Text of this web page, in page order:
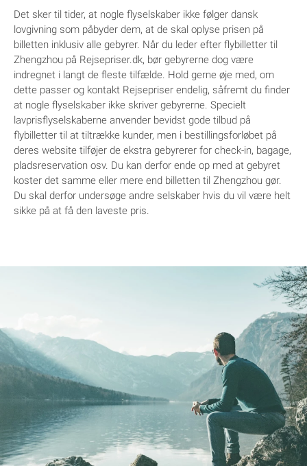
Det sker til tider, at nogle flyselskaber ikke følger dansk
lovgivning som påbyder dem, at de skal oplyse prisen på
billetten inklusiv alle gebyrer. Når du leder efter flybilletter til
Zhengzhou på Rejsepriser.dk, bør gebyrerne dog være
indregnet i langt de fleste tilfælde. Hold gerne øje med, om
dette passer og kontakt Rejsepriser endelig, såfremt du finder
at nogle flyselskaber ikke skriver gebyrerne. Specielt
lavprisflyselskaberne anvender bevidst gode tilbud på
flybilletter til at tiltrække kunder, men i bestillingsforløbet på
deres website tilføjer de ekstra gebyrerer for check-in, bagage,
pladsreservation osv. Du kan derfor ende op med at gebyret
koster det samme eller mere end billetten til Zhengzhou gør.
Du skal derfor undersøge andre selskaber hvis du vil være helt
sikke på at få den laveste pris.